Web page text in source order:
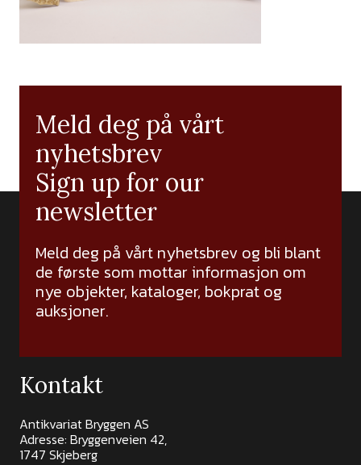
Meld deg på vårt
nyhetsbrev
Sign up for our
newsletter
Meld deg på vårt nyhetsbrev og bli blant
de første som mottar informasjon om
nye objekter, kataloger, bokprat og
auksjoner.
Kontakt
Antikvariat Bryggen AS
Adresse: Bryggenveien 42,
1747 Skjeberg